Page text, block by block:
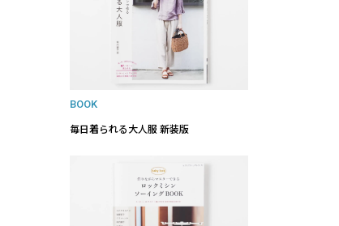
BOOK
毎日着られる大人服 新装版